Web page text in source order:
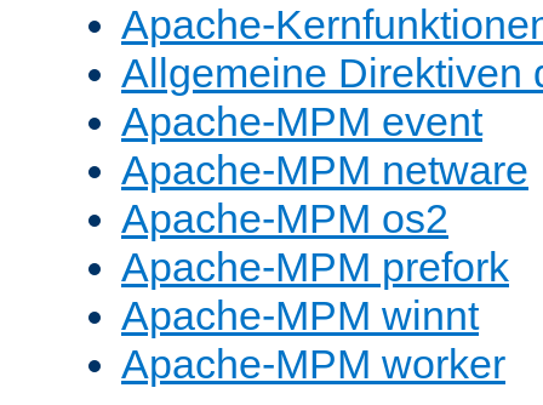
Apache-
Allgemeine Direktiven
Apache-MPM event
Apache-MPM netware
Apache-MPM os2
Apache-MPM prefork
Apache-MPM winnt
Apache-MPM worker